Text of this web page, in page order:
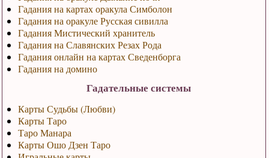
Гадания на картах оракула Симболон
Гадания на оракуле Русская сивилла
Гадания Мистический хранитель
Гадания на Славянских Резах Рода
Гадания онлайн на картах Сведенборга
Гадания на домино
Гадательные системы
Карты Судьбы (Любви)
Карты Таро
Таро Манара
Карты Ошо Дзен Таро